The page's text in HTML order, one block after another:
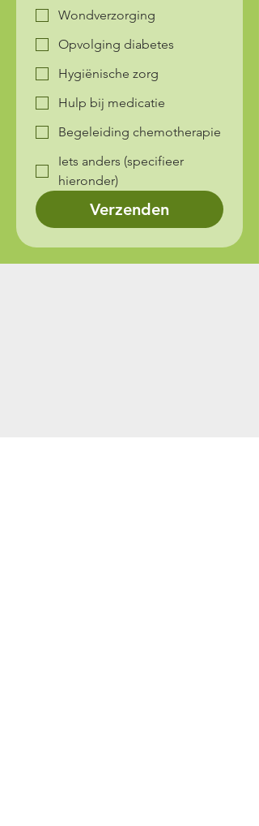
Wondverzorging
Opvolging diabetes
Hygiënische zorg
Hulp bij medicatie
Begeleiding chemotherapie
Iets anders (specifieer
hieronder)
Verzenden